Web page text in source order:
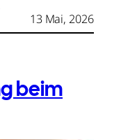
13 Mai, 2026
beim